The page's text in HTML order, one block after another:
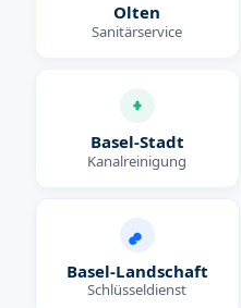
Olten
Sanitärservice
Basel-Stadt
Kanalreinigung
Basel-Landschaft
Schlüsseldienst